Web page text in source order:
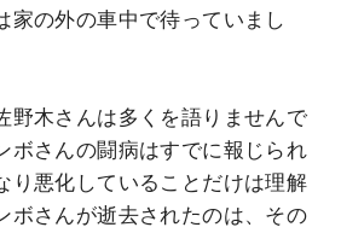
家の外の車中で待っていまし
野木さんは多くを語りませんで
ボさんの闘病はすでに報じられ
り悪化していることだけは理解
ボさんが逝去されたのは、その